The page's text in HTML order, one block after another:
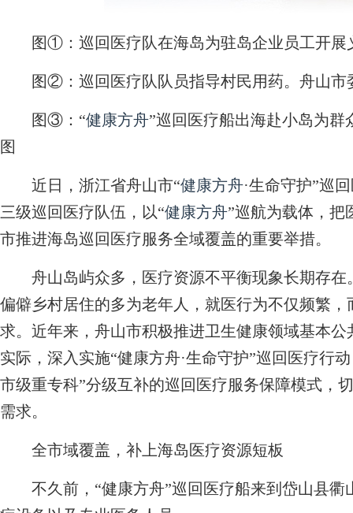
图①：巡回医疗队在海岛为驻岛企业员工开展
图②：巡回医疗队队员指导村民用药。舟山市
图③：“健康方舟”巡回医疗船出海赴小岛为
图
近日，浙江省舟山市“健康方舟·生命守护”巡
三级巡回医疗队伍，以“健康方舟”巡航为载体，把
市推进海岛巡回医疗服务全域覆盖的重要举措。
舟山岛屿众多，医疗资源不平衡现象长期存在
偏僻乡村居住的多为老年人，就医行为不仅频繁
求。近年来，舟山市积极推进卫生健康领域基本
实际，深入实施“健康方舟·生命守护”巡回医疗行
市级重专科”分级互补的巡回医疗服务保障模式，
需求。
全市域覆盖，补上海岛医疗资源短板
不久前，“健康方舟”巡回医疗船来到岱山县衢